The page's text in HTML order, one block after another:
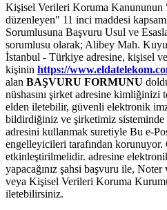
Kişisel Verileri Koruma Kanununun
düzenleyen" 11 inci maddesi
Sorumlusuna Başvuru Usul ve
sorumlusu olarak; Alibey Mah.
İstanbul - Türkiye adresine, kişisel
kişinin https://
alan BAŞVURU FORMUNU
nüshasını şirket adresine kimliğinizi
elden iletebilir, güvenli elektronik
bildirdiğiniz ve şirketimiz sisteminde
adresini kullanmak suretiyle Bu e-
engelleyicileri tarafından
etkinleştirilmelidir. adresine
yapacağınız şahsi başvuru ile, Noter
veya Kişisel Verileri Koruma
iletebilirsiniz.